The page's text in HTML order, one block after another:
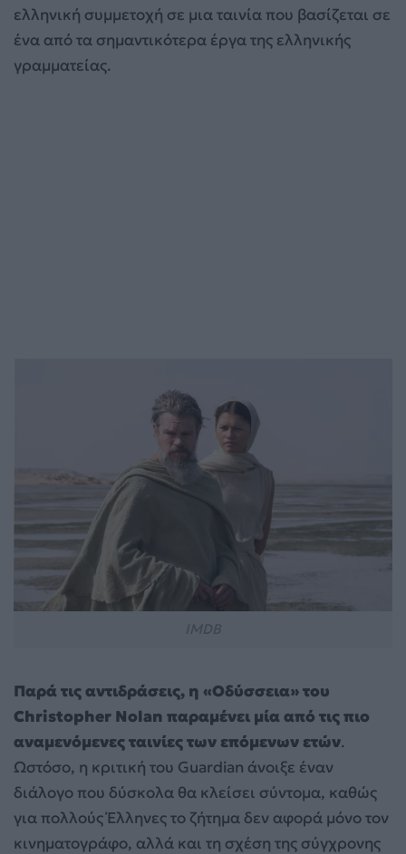
ελληνική συμμετοχή σε μια ταινία που βασίζεται σε
ένα από τα σημαντικότερα έργα της ελληνικής
γραμματείας.
Παρά τις αντιδράσεις, η «Οδύσσεια» του
Christopher Nolan παραμένει μία από τις πιο
αναμενόμενες ταινίες των επόμενων ετών.
Ωστόσο, η κριτική του Guardian άνοιξε έναν
διάλογο που δύσκολα θα κλείσει σύντομα, καθώς
για πολλούς Έλληνες το ζήτημα δεν αφορά μόνο τον
κινηματογράφο, αλλά και τη σχέση της σύγχρονης